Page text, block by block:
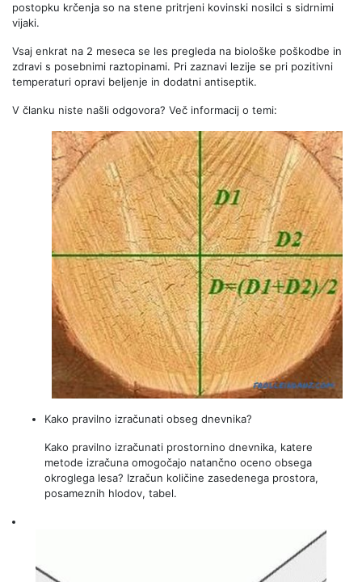
postopku krčenja so na stene pritrjeni kovinski nosilci s sidrnimi
vijaki.
Vsaj enkrat na 2 meseca se les pregleda na biološke poškodbe in
zdravi s posebnimi raztopinami. Pri zaznavi lezije se pri pozitivni
temperaturi opravi beljenje in dodatni antiseptik.
V članku niste našli odgovora? Več informacij o temi:
Kako pravilno izračunati obseg dnevnika?
Kako pravilno izračunati prostornino dnevnika, katere
metode izračuna omogočajo natančno oceno obsega
okroglega lesa? Izračun količine zasedenega prostora,
posameznih hlodov, tabel.